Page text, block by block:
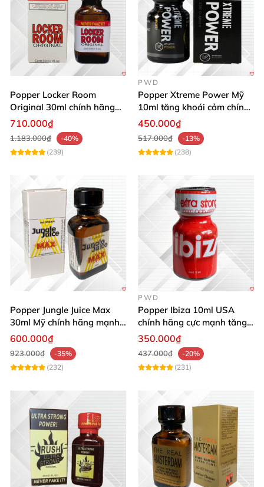
Popper Locker Room
Original 30ml chính hãng
tăng khoái cảm cực mạnh
710.000₫
1.183.000₫
-40%
(239)
PWD
Popper Xtreme Power Mỹ
10ml tăng khoái cảm chính
hãng mua ngay
450.000₫
517.000₫
-13%
(238)
Popper Jungle Juice Max
30ml Mỹ chính hãng mạnh
mùi dịu kích thích
600.000₫
923.000₫
-35%
(232)
PWD
Popper Ibiza 10ml USA
chính hãng cực mạnh tăng
khoái cảm nhanh
350.000₫
437.000₫
-20%
(231)